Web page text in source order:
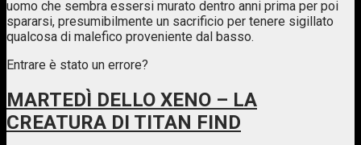
uomo che sembra essersi murato dentro anni prima per poi
spararsi, presumibilmente un sacrificio per tenere sigillato
qualcosa di malefico proveniente dal basso.
Entrare è stato un errore?
MARTEDÌ DELLO XENO – LA
CREATURA DI TITAN FIND